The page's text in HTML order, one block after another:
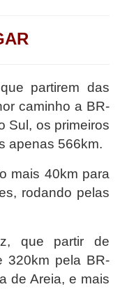
partirem das
caminho a BR-
Sul, os primeiros
apenas 566km.
mais 40km para
rodando pelas
que partir de
320km pela BR-
de Areia, e mais